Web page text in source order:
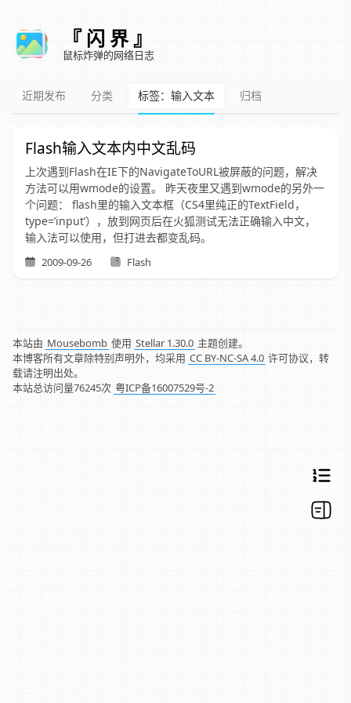
『 闪 界 』
鼠标炸弹的网络日志
近期发布 分类 标签：输入文本 归档
Flash输入文本内中文乱码
上次遇到Flash在IE下的NavigateToURL被屏蔽的问题，解决
方法可以用wmode的设置。 昨天夜里又遇到wmode的另外一
个问题： flash里的输入文本框（CS4里纯正的TextField，
type=’input’），放到网页后在火狐测试无法正确输入中文，
输入法可以使用，但打进去都变乱码。
2009-09-26 Flash
本站由 Mousebomb 使用 Stellar 1.30.0 主题创建。
本博客所有文章除特别声明外，均采用 CC BY-NC-SA 4.0 许可协议，转
载请注明出处。
本站总访问量76245次 粤ICP备16007529号-2